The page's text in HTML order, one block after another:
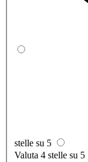
stelle su 5
Valuta 4 stelle su 5